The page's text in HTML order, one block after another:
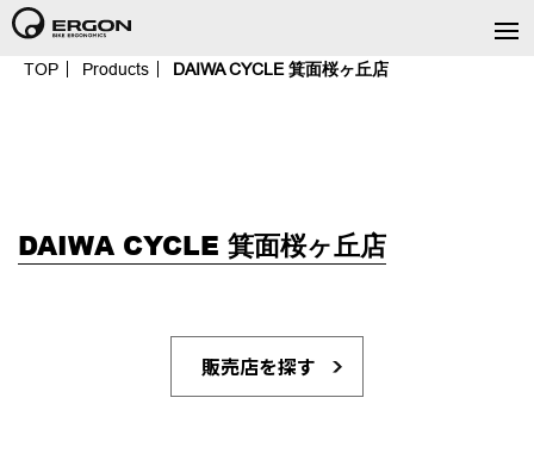
TOP Products DAIWA CYCLE 箕面桜ヶ丘店
DAIWA CYCLE 箕面桜ヶ丘店
販売店を探す